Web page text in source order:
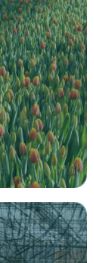
питомник
р-н, ул.
ул.